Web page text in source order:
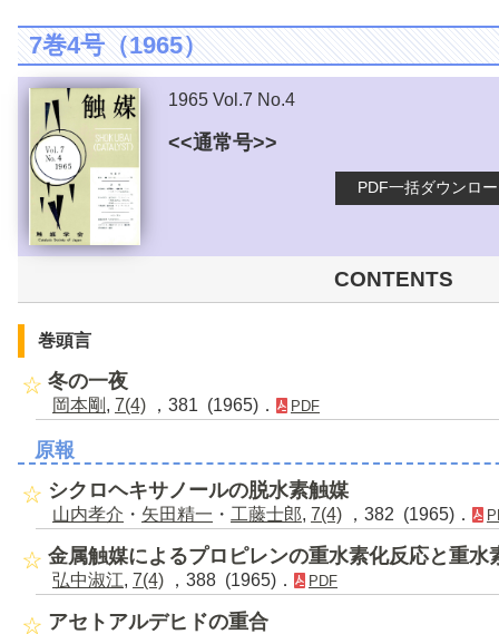
7巻4号（1965）
1965 Vol.7 No.4
<<通常号>>
PDF一括ダウンロ
CONTENTS
巻頭言
冬の一夜
岡本剛 , 7(4) ，381 (1965)． PDF
原報
シクロヘキサノールの脱水素触媒
山内孝介 ・ 矢田精一 ・ 工藤士郎, 7(4) ，382 (1965)．
金属触媒によるプロピレンの重水素化反応と重水
弘中淑江, 7(4) ，388 (1965)． PDF
アセトアルデヒドの重合